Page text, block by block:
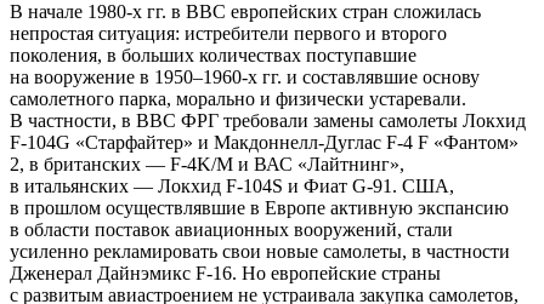
В начале 1980-х гг. в ВВС европейских стран сложилась
непростая ситуация: истребители первого и второго
поколения, в больших количествах поступавшие
на вооружение в 1950–1960-х гг. и составлявшие основу
самолетного парка, морально и физически устаревали.
В частности, в ВВС ФРГ требовали замены самолеты Локхид
F-104G «Старфайтер» и Макдоннелл-Дуглас F-4 F «Фантом»
2, в британских — F-4K/M и ВАС «Лайтнинг»,
в итальянских — Локхид F-104S и Фиат G-91. США,
в прошлом осуществлявшие в Европе активную экспансию
в области поставок авиационных вооружений, стали
усиленно рекламировать свои новые самолеты, в частности
Дженерал Дайнэмикс F-16. Но европейские страны
с развитым авиастроением не устраивала закупка самолетов,